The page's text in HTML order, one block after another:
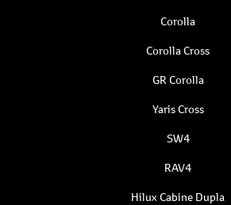
Corolla
Corolla Cross
GR Corolla
Yaris Cross
SW4
RAV4
Hilux Cabine Dupla